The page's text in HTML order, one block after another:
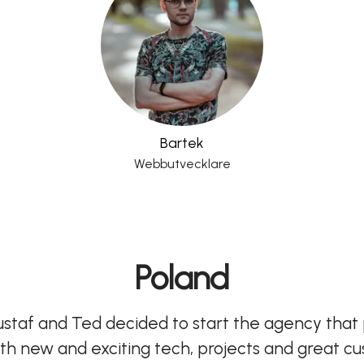
Bartek
Webbutvecklare
Poland
and Ted decided to start the agency that
new and exciting tech, projects and great